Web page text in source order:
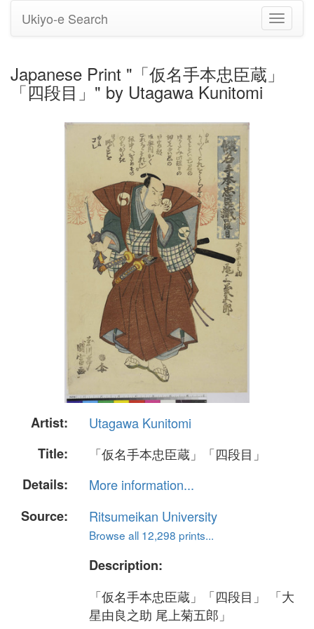
Toggle
Ukiyo-e Search
Japanese Print "「仮名手本忠臣蔵」
「四段目」" by Utagawa Kunitomi
Artist:
Utagawa Kunitomi
Title:
「仮名手本忠臣蔵」「四段目」
Details:
More information...
Source:
Ritsumeikan University
Browse all 12,298 prints...
Description:
「仮名手本忠臣蔵」「四段目」 「大
星由良之助 尾上菊五郎」